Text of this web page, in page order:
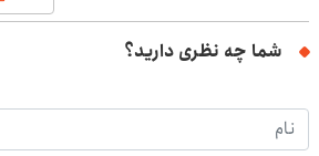
شما چه نظری دارید؟